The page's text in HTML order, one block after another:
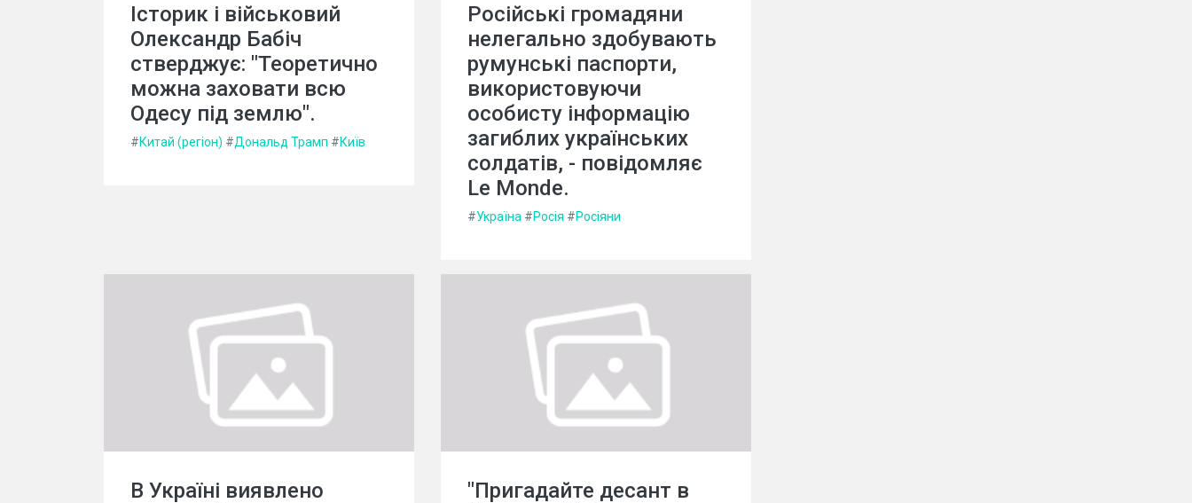
Історик і військовий
Олександр Бабіч
стверджує: "Теоретично
можна заховати всю
Одесу під землю".
#Китай (регіон) #Дональд Трамп #Київ
Російські громадяни
нелегально здобувають
румунські паспорти,
використовуючи
особисту інформацію
загиблих українських
солдатів, - повідомляє
Le Monde.
#Україна #Росія #Росіяни
В Україні виявлено
"Пригадайте десант в